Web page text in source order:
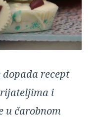
dopada recept
i
u čarobnom